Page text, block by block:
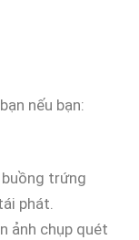
nếu bạn:
trứng
phát.
ảnh chụp quét